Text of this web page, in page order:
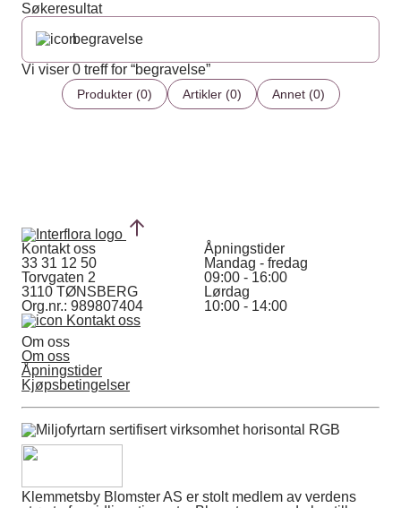
Søkeresultat
Vi viser 0 treff for “begravelse”
Produkter (0) Artikler (0) Annet (0)
Kontakt oss
33 31 12 50
Torvgaten 2
3110 TØNSBERG
Org.nr.: 989807404
Kontakt oss
Åpningstider
Mandag - fredag
09:00 - 16:00
Lørdag
10:00 - 14:00
Om oss
Om oss
Åpningstider
Kjøpsbetingelser
Klemmetsby Blomster AS er stolt medlem av verdens